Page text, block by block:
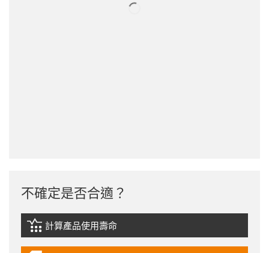
不確定是否合適？
igus-icon-lebensdauerrechner
計算產品使用壽命